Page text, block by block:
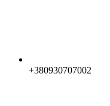
+380930707002